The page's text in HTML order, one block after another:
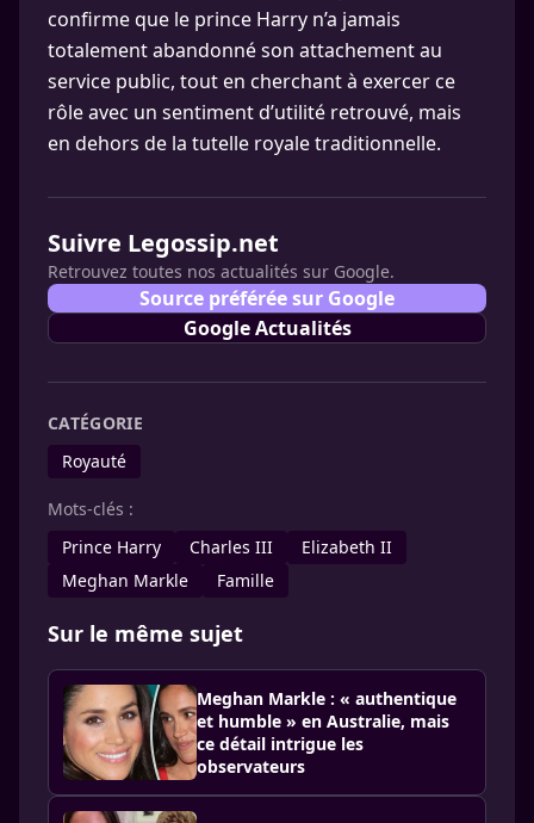
confirme que le prince Harry n’a jamais
totalement abandonné son attachement au
service public, tout en cherchant à exercer ce
rôle avec un sentiment d’utilité retrouvé, mais
en dehors de la tutelle royale traditionnelle.
Suivre Legossip.net
Retrouvez toutes nos actualités sur Google.
Source préférée sur Google
Google Actualités
CATÉGORIE
Royauté
Mots-clés :
Prince Harry
Charles III
Elizabeth II
Meghan Markle
Famille
Sur le même sujet
Meghan Markle : « authentique
et humble » en Australie, mais
ce détail intrigue les
observateurs